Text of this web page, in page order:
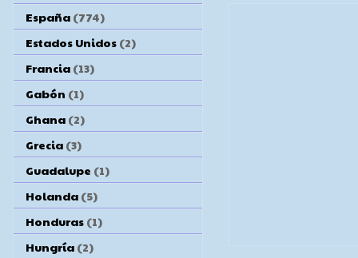
España (774)
Estados Unidos (2)
Francia (13)
Gabón (1)
Ghana (2)
Grecia (3)
Guadalupe (1)
Holanda (5)
Honduras (1)
Hungría (2)